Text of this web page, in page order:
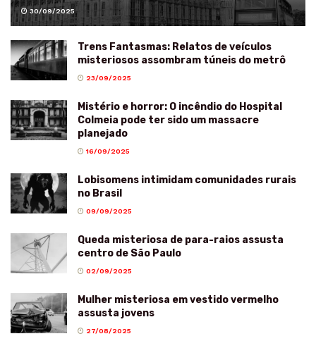
30/09/2025
Trens Fantasmas: Relatos de veículos
misteriosos assombram túneis do metrô
23/09/2025
Mistério e horror: O incêndio do Hospital
Colmeia pode ter sido um massacre
planejado
16/09/2025
Lobisomens intimidam comunidades rurais
no Brasil
09/09/2025
Queda misteriosa de para-raios assusta
centro de São Paulo
02/09/2025
Mulher misteriosa em vestido vermelho
assusta jovens
27/08/2025